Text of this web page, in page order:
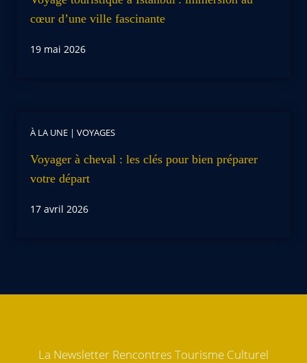
cœur d’une ville fascinante
19 mai 2026
À LA UNE | VOYAGES
Voyager à cheval : les clés pour bien préparer
votre départ
17 avril 2026
La Newsletter Rencontres Tourisme Culturel